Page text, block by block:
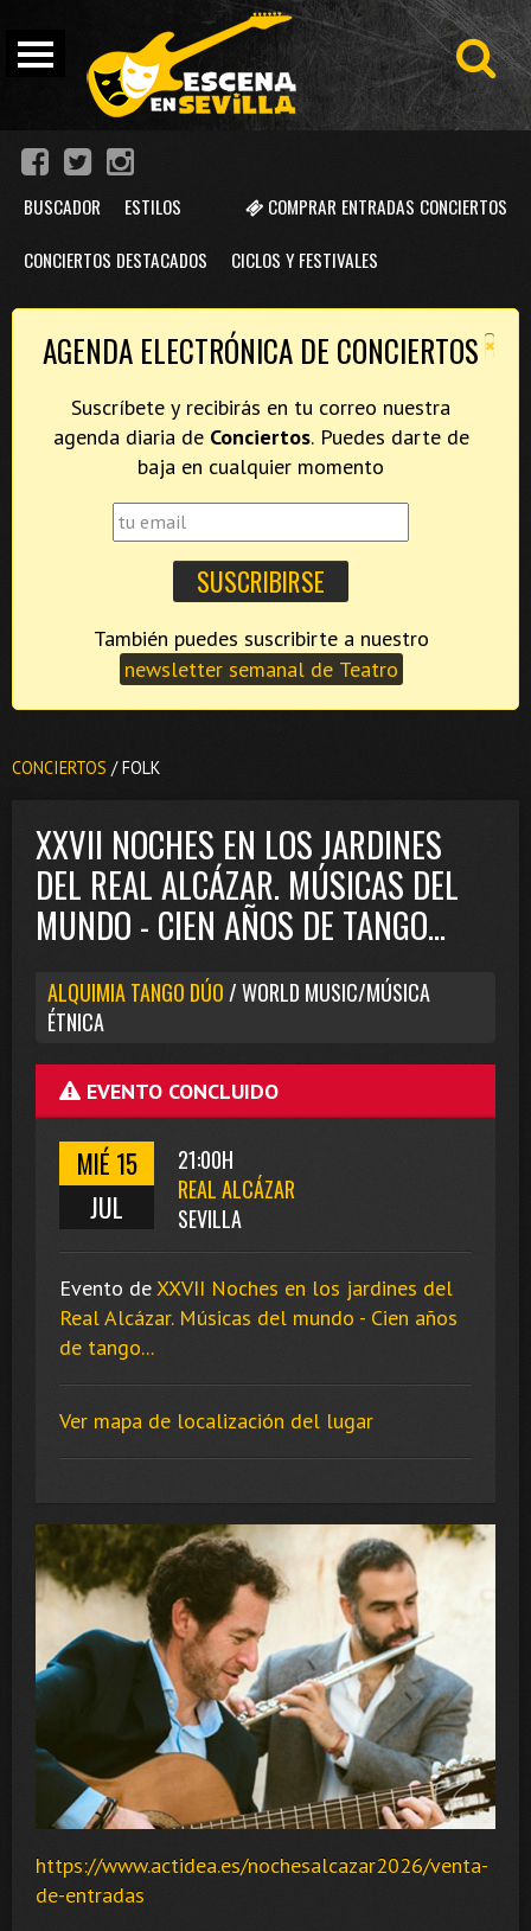
COMPRAR ENTRADAS CONCIERTOS
BUSCADOR ESTILOS
CONCIERTOS DESTACADOS CICLOS Y FESTIVALES
×
AGENDA ELECTRÓNICA DE CONCIERTOS
Suscríbete y recibirás en tu correo nuestra
agenda diaria de Conciertos. Puedes darte de
baja en cualquier momento
newsletter semanal de Teatro
CONCIERTOS / FOLK
XXVII NOCHES EN LOS JARDINES
DEL REAL ALCÁZAR. MÚSICAS DEL
MUNDO - CIEN AÑOS DE TANGO...
ALQUIMIA TANGO DÚO / WORLD MUSIC/MÚSICA
ÉTNICA
EVENTO CONCLUIDO
MIÉ 15
JUL
21:00H
REAL ALCÁZAR
SEVILLA
Evento deXXVII Noches en los jardines del
Real Alcázar. Músicas del mundo - Cien años
de tango...
Ver mapa de localización del lugar
https://www.actidea.es/nochesalcazar2026/venta-
de-entradas